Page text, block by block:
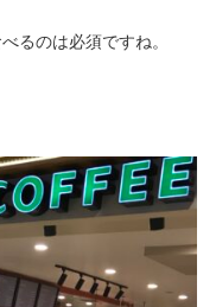
るのは必須ですね。